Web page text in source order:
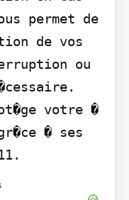
permet de
de vos
ou
votre �
� ses